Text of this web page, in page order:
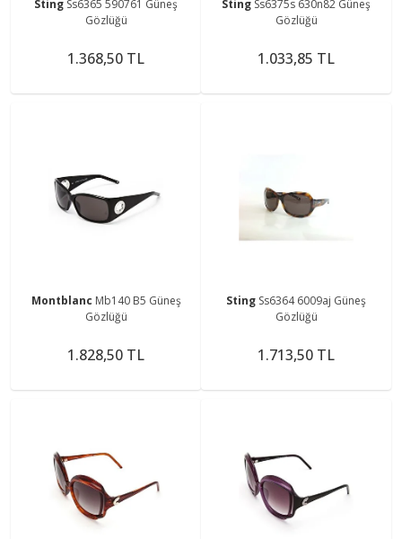
Sting Ss6365 590761 Güneş
Gözlüğü
1.368,50 TL
Sting Ss6375s 630n82 Güneş
Gözlüğü
1.033,85 TL
Montblanc Mb140 B5 Güneş
Gözlüğü
1.828,50 TL
Sting Ss6364 6009aj Güneş
Gözlüğü
1.713,50 TL